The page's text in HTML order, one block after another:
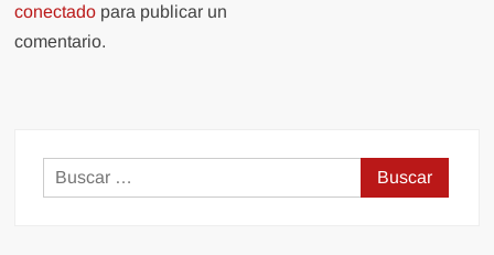
conectado para publicar un
comentario.
Buscar: